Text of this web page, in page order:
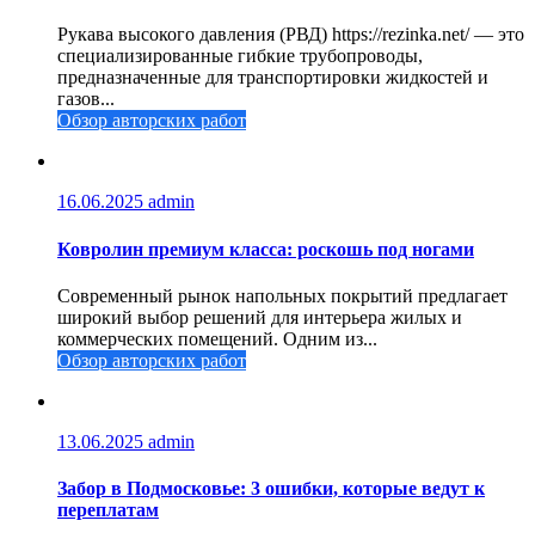
Рукава высокого давления (РВД) https://rezinka.net/ — это
специализированные гибкие трубопроводы,
предназначенные для транспортировки жидкостей и
газов...
Обзор авторских работ
16.06.2025 admin
Ковролин премиум класса: роскошь под ногами
Современный рынок напольных покрытий предлагает
широкий выбор решений для интерьера жилых и
коммерческих помещений. Одним из...
Обзор авторских работ
13.06.2025 admin
Забор в Подмосковье: 3 ошибки, которые ведут к
переплатам